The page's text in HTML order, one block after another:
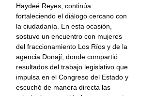
Haydeé Reyes, continúa
fortaleciendo el diálogo cercano con
la ciudadanía. En esta ocasión,
sostuvo un encuentro con mujeres
del fraccionamiento Los Ríos y de la
agencia Donají, donde compartió
resultados del trabajo legislativo que
impulsa en el Congreso del Estado y
escuchó de manera directa las